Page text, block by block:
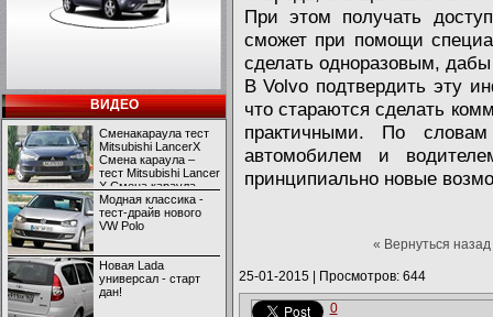
ВИДЕО
Сменакараула тест
Mitsubishi LancerX
Смена караула –
тест Mitsubishi Lancer
X Смена караула –
тест Mitsubishi Lancer
X
Модная классика -
тест-драйв нового
VW Polo
Новая Lada
универсал - старт
дан!
При этом получать
сможет при помощи
сделать одноразовым,
В Volvo подтвердить эту
что стараются сделать
практичными. По
автомобилем и
принципиально новые
« Вернуться назад
25-01-2015| Просмотров: 644
0